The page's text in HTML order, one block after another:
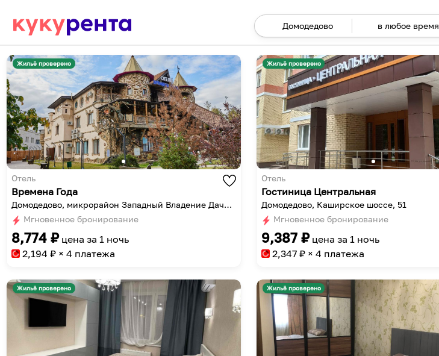
в любое время
Жильё проверено
Отель
Времена Года
Домодедово, микрорайон Западный Владение Дачник, с 1
Мгновенное бронирование
8,774 ₽ цена за 1 ночь
2,194 ₽ × 4 платежа
Жильё проверено
Отель
Гостиница Центральная
Домодедово, Каширское шоссе, 51
Мгновенное бронирование
9,387₽ цена за 1 ночь
2,347₽ × 4 платежа
Жильё проверено Жильё проверено